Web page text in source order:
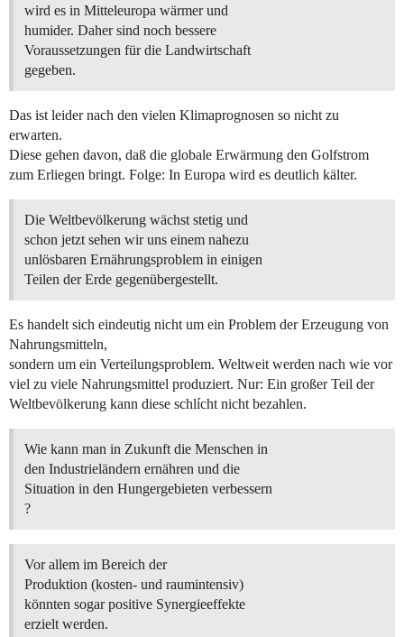
wird es in Mitteleuropa wärmer und
humider. Daher sind noch bessere
Voraussetzungen für die Landwirtschaft
gegeben.
Das ist leider nach den vielen Klimaprognosen so nicht zu
erwarten.
Diese gehen davon, daß die globale Erwärmung den Golfstrom
zum Erliegen bringt. Folge: In Europa wird es deutlich kälter.
Die Weltbevölkerung wächst stetig und
schon jetzt sehen wir uns einem nahezu
unlösbaren Ernährungsproblem in einigen
Teilen der Erde gegenübergestellt.
Es handelt sich eindeutig nicht um ein Problem der Erzeugung von
Nahrungsmitteln,
sondern um ein Verteilungsproblem. Weltweit werden nach wie vor
viel zu viele Nahrungsmittel produziert. Nur: Ein großer Teil der
Weltbevölkerung kann diese schlícht nicht bezahlen.
Wie kann man in Zukunft die Menschen in
den Industrieländern ernähren und die
Situation in den Hungergebieten verbessern
?
Vor allem im Bereich der
Produktion (kosten- und raumintensiv)
könnten sogar positive Synergieeffekte
erzielt werden.